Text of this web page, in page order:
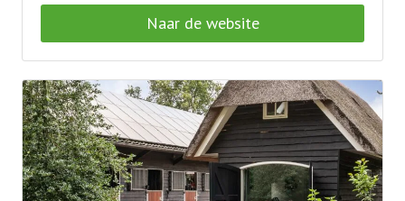
Naar de website